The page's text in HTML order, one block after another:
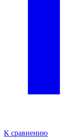
К сравнению